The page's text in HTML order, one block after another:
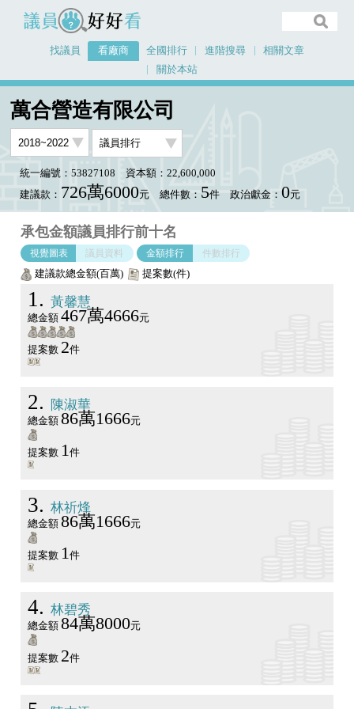
議員好好看
找議員 看廠商 全國排行 進階搜尋
相關文章
關於本站
萬合營造有限公司
統一編號：53827108
資本額：22,600,000
建議款： 726萬6000元 總件數： 5件 政治獻金： 0元
承包金額議員排行前十名
視覺圖表 議員資料 金額排行 件數排行
建議款總金額(百萬) 提案數(件)
1 黃馨慧
總金額 467萬4666元
提案數 2件
2 陳淑華
總金額 86萬1666元
提案數 1 件
3 林祈烽
總金額 86萬1666元
提案數 1 件
4 林碧秀
總金額 84萬8000元
提案數 2件